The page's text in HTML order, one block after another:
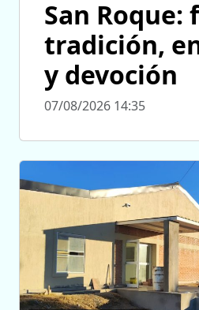
San Roque:
tradición,
y devoción
07/08/2026 14:35